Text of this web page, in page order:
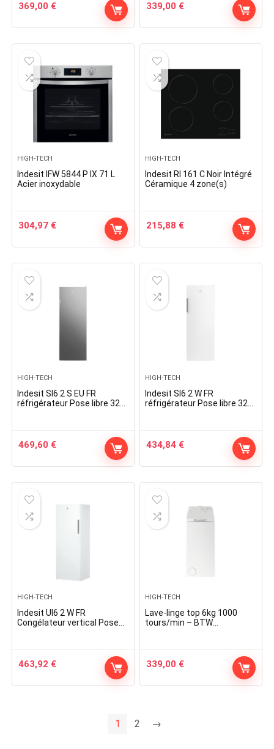
369,00 € 339,00 €
HIGH-TECH
Indesit IFW 5844 P IX 71 L
Acier inoxydable
304,97 €
HIGH-TECH
Indesit RI 161 C Noir Intégré
Céramique 4 zone(s)
215,88 €
HIGH-TECH
Indesit SI6 2 S EU FR
réfrigérateur Pose libre 323
469,60 €
HIGH-TECH
Indesit SI6 2 W FR
réfrigérateur Pose libre 323
434,84 €
HIGH-TECH
Indesit UI6 2 W FR
Congélateur vertical Pose
463,92 €
HIGH-TECH
Lave-linge top 6kg 1000
tours/min – BTW
339,00 €
1 2 →